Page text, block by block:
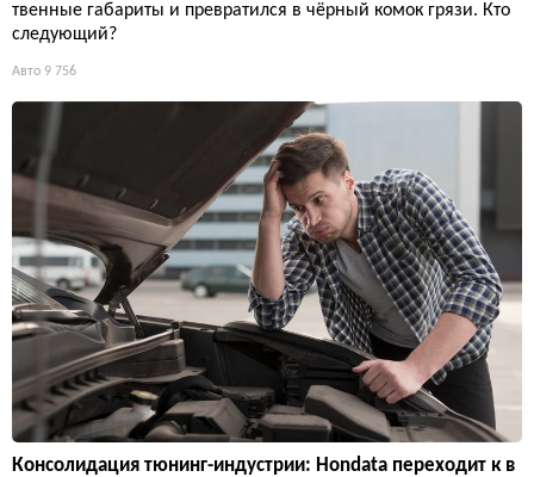
твенные габариты и превратился в чёрный комок грязи. Кто
следующий?
Авто 9 756
Консолидация тюнинг-индустрии: Hondata переходит к в